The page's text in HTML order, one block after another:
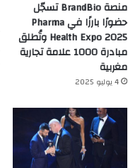
منصة BrandBio تسجّل
حضورًا بارزًا في Pharma
Health Expo 2025 وتُطلق
مبادرة 1000 علامة تجارية
مغربية
4 يوليو 2025